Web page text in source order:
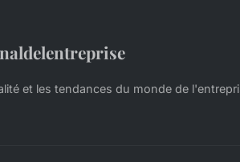
et les tendances du monde de